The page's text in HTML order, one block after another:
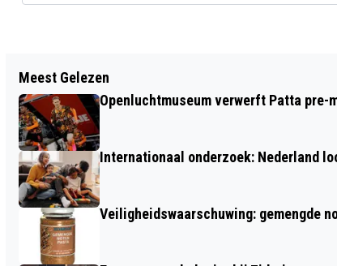
VERSTUREN VAN ROUWKAARTEN DOOR
POSTNL WORDT FORS DUURDER
Meest Gelezen
Openluchtmuseum verwerft Patta pre-
Internationaal onderzoek: Nederland
Veiligheidswaarschuwing: gemengde